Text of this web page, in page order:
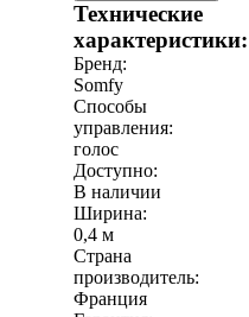
Технические
характеристики:
Бренд:
Somfy
Способы
управления:
голос
Доступно:
В наличии
Ширина:
0,4 м
Страна
производитель:
Франция